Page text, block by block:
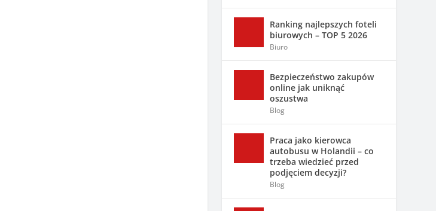
Ranking najlepszych foteli
biurowych – TOP 5 2026
Biuro
Bezpieczeństwo zakupów
online jak uniknąć
oszustwa
Blog
Praca jako kierowca
autobusu w Holandii – co
trzeba wiedzieć przed
podjęciem decyzji?
Blog